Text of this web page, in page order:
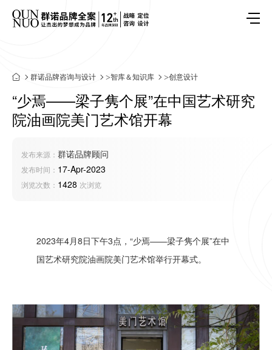
群诺品牌咨询与设计 >智库＆知识库 >创意设计
“少焉——梁子隽个展”在中国艺术研究
院油画院美门艺术馆开幕
发布来源： 群诺品牌顾问
发布时间： 17-Apr-2023
浏览次数： 1428 次浏览
2023年4月8日下午3点，“少焉——梁子隽个展”在中
国艺术研究院油画院美门艺术馆举行开幕式。